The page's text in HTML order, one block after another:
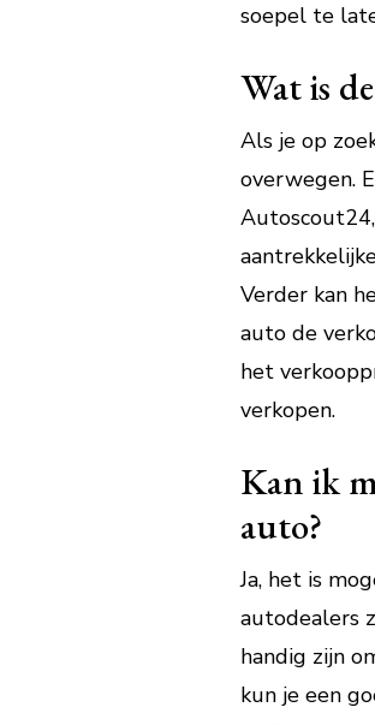
soepel te
Wat is
Als je op
overwegen.
Verder kan
auto de
het
verkopen.
Kan ik
auto?
Ja, het is
autodealers
handig zijn
kun je een